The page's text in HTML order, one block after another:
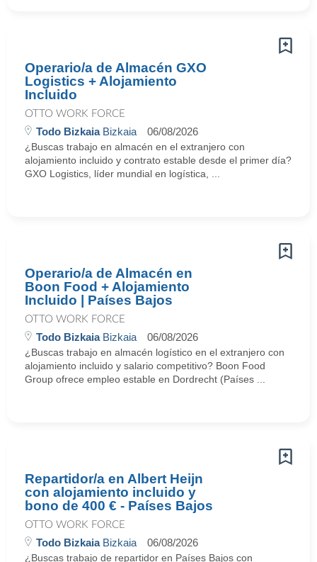
Operario/a de Almacén GXO
Logistics + Alojamiento
Incluido
OTTO WORK FORCE
Todo BizkaiaBizkaia 06/08/2026
¿Buscas trabajo en almacén en el extranjero con
alojamiento incluido y contrato estable desde el primer día?
GXO Logistics, líder mundial en logística, ...
Operario/a de Almacén en
Boon Food + Alojamiento
Incluido | Países Bajos
OTTO WORK FORCE
Todo BizkaiaBizkaia 06/08/2026
¿Buscas trabajo en almacén logístico en el extranjero con
alojamiento incluido y salario competitivo? Boon Food
Group ofrece empleo estable en Dordrecht (Países ...
Repartidor/a en Albert Heijn
con alojamiento incluido y
bono de 400 € - Países Bajos
OTTO WORK FORCE
Todo BizkaiaBizkaia 06/08/2026
¿Buscas trabajo de repartidor en Países Bajos con